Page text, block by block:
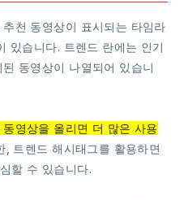
천 동영상이 표시되는 타임라
있습니다. 트렌드 란에는 인기
동영상이 나열되어 있습니
영상을 올리면 더 많은 사용
, 트렌드 해시태그를 활용하면
할 수 있습니다.